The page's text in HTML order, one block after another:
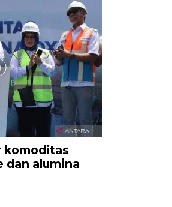
komoditas
dan alumina